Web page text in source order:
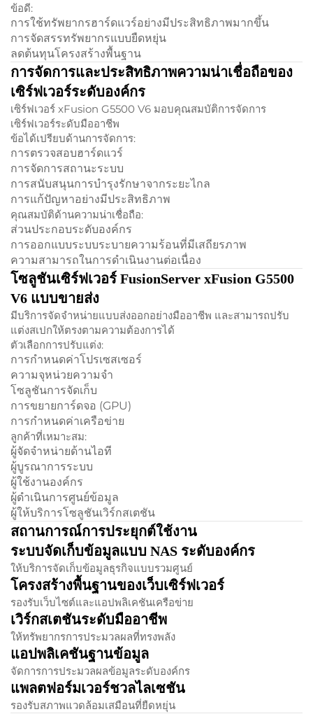
ข้อดี:
การใช้ทรัพยากรฮาร์ดแวร์อย่างมีประสิทธิภาพมากขึ้น
การจัดสรรทรัพยากรแบบยืดหยุ่น
ลดต้นทุนโครงสร้างพื้นฐาน
การจัดการและประสิทธิภาพความน่าเชื่อถือของ
เซิร์ฟเวอร์ระดับองค์กร
เซิร์ฟเวอร์ xFusion G5500 V6 มอบคุณสมบัติการจัดการ
เซิร์ฟเวอร์ระดับมืออาชีพ
ข้อได้เปรียบด้านการจัดการ:
การตรวจสอบฮาร์ดแวร์
การจัดการสถานะระบบ
การสนับสนุนการบำรุงรักษาจากระยะไกล
การแก้ปัญหาอย่างมีประสิทธิภาพ
คุณสมบัติด้านความน่าเชื่อถือ:
ส่วนประกอบระดับองค์กร
การออกแบบระบบระบายความร้อนที่มีเสถียรภาพ
ความสามารถในการดำเนินงานต่อเนื่อง
โซลูชันเซิร์ฟเวอร์ FusionServer xFusion G5500
V6 แบบขายส่ง
มีบริการจัดจำหน่ายแบบส่งออกอย่างมืออาชีพ และสามารถปรับ
แต่งสเปกให้ตรงตามความต้องการได้
ตัวเลือกการปรับแต่ง:
การกำหนดค่าโปรเซสเซอร์
ความจุหน่วยความจำ
โซลูชันการจัดเก็บ
การขยายการ์ดจอ (GPU)
การกำหนดค่าเครือข่าย
ลูกค้าที่เหมาะสม:
ผู้จัดจำหน่ายด้านไอที
ผู้บูรณาการระบบ
ผู้ใช้งานองค์กร
ผู้ดำเนินการศูนย์ข้อมูล
ผู้ให้บริการโซลูชันเวิร์กสเตชัน
สถานการณ์การประยุกต์ใช้งาน
ระบบจัดเก็บข้อมูลแบบ NAS ระดับองค์กร
ให้บริการจัดเก็บข้อมูลธุรกิจแบบรวมศูนย์
โครงสร้างพื้นฐานของเว็บเซิร์ฟเวอร์
รองรับเว็บไซต์และแอปพลิเคชันเครือข่าย
เวิร์กสเตชันระดับมืออาชีพ
ให้ทรัพยากรการประมวลผลที่ทรงพลัง
แอปพลิเคชันฐานข้อมูล
จัดการการประมวลผลข้อมูลระดับองค์กร
แพลตฟอร์มเวอร์ชวลไลเซชัน
รองรับสภาพแวดล้อมเสมือนที่ยืดหยุ่น